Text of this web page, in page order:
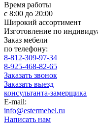
Время работы
с 8:00 до 20:00
Широкий ассортимент
Изготовление по
Заказ мебели
по телефону:
8-812-309-97-34
8-925-468-82-65
Заказать звонок
Заказать выезд
консультанта-замерщика
E-mail:
info@estermebel.ru
Написать нам